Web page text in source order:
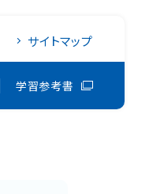
サイトマップ
学習参考書